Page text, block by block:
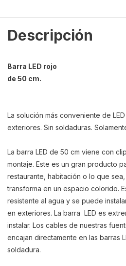
Descripción
Barra LED rojo
de 50 cm.
La solución más conveniente de
exteriores. Sin soldaduras.
La barra LED de 50 cm viene con
montaje. Este es un gran producto
restaurante, habitación o lo que
transforma en un espacio colorido.
resistente al agua y se puede
en exteriores. La barra LED es
instalar. Los cables de nuestras
encajan directamente en las barras
soldadura.